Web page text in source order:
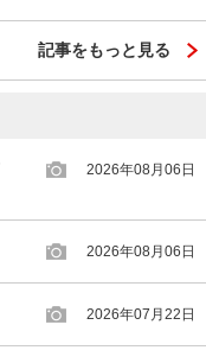
記事をもっと見る
2026年08月06日
2026年08月06日
2026年07月22日